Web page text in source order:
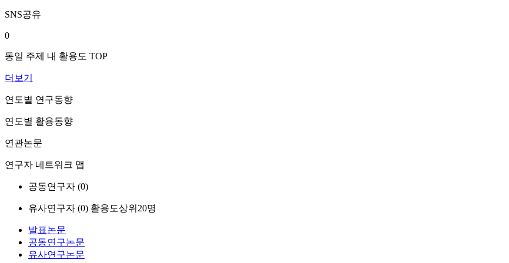
SNS공유
0
동일 주제 내 활용도 TOP
더보기
연도별 연구동향
연도별 활용동향
연관논문
연구자 네트워크 맵
공동연구자 (0)
유사연구자 (0) 활용도상위20명
발표논문
공동연구논문
유사연구논문